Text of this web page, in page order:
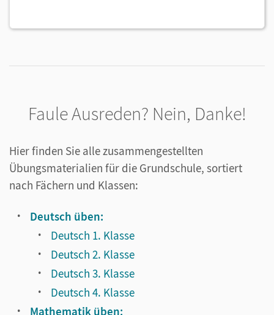
Faule Ausreden? Nein, Danke!
Hier finden Sie alle zusammengestellten
Übungsmaterialien für die Grundschule, sortiert
nach Fächern und Klassen:
Deutsch üben:
Deutsch 1. Klasse
Deutsch 2. Klasse
Deutsch 3. Klasse
Deutsch 4. Klasse
Mathematik üben: